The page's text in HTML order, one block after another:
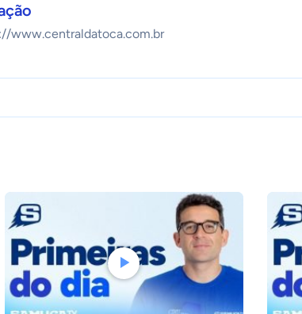
www.centraldatoca.com.br